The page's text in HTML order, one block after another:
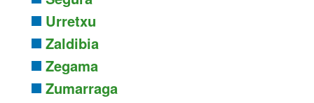
Urretxu
Zaldibia
Zegama
Zumarraga